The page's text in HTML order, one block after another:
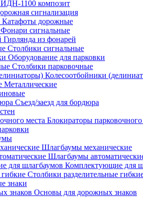
ИДН-1100 композит
сигнализация
Катафоты дорожные
Фонари сигнальные
Гирлянда из фонарей
Столбики сигнальные
Оборудование для парковки
Столбики парковочные
Колесоотбойники
Металлические
Съезд/заезд для бордюра
Блокираторы парковочного
Шлагбаумы механические
Шлагбаумы
Комплектующие для
Столбики разделительные
знаки
Основы для дорожных знаков